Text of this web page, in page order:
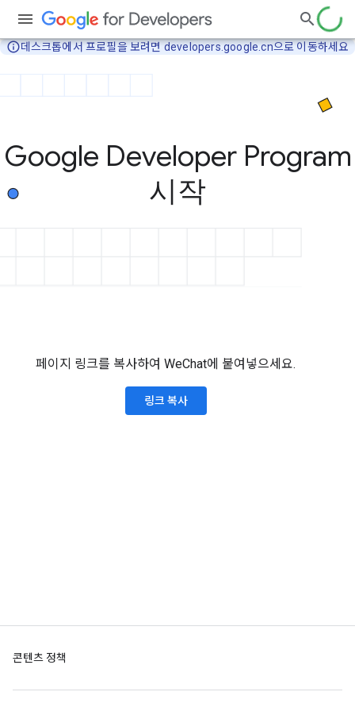
info_outline데스크톱에서 프로필을 보려면 developers.google.cn으로 이동하세요
Google Developer Program
시작
페이지 링크를 복사하여 WeChat에 붙여넣으세요.
링크 복사
콘텐츠 정책